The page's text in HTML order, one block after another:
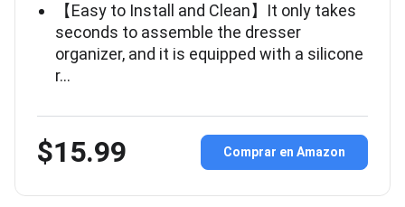
【Easy to Install and Clean】It only takes
seconds to assemble the dresser
organizer, and it is equipped with a silicone
r…
$15.99 Comprar en Amazon